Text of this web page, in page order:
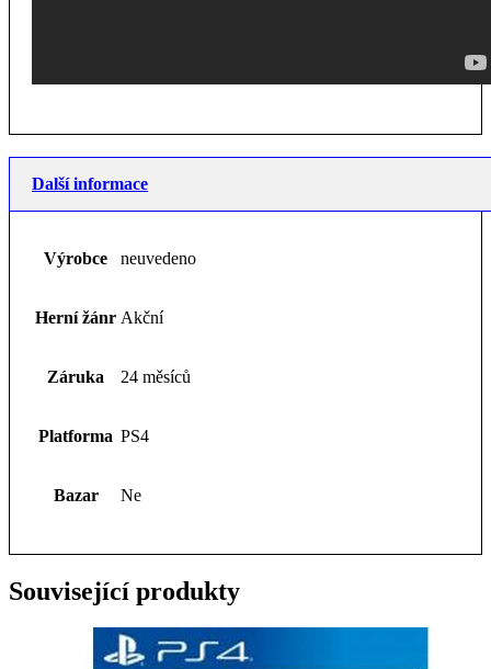
Další informace
Výrobce neuvedeno
Herní žánr Akční
Záruka 24 měsíců
Platforma PS4
Bazar Ne
Související produkty